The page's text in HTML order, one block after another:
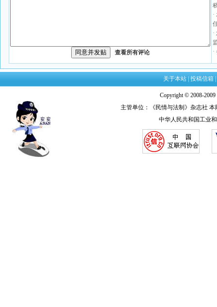
查看所有评论
关于本站 投稿信箱
Copyright © 2008-
主管单位：《民情与法制》杂志社
中华人民共和国工业